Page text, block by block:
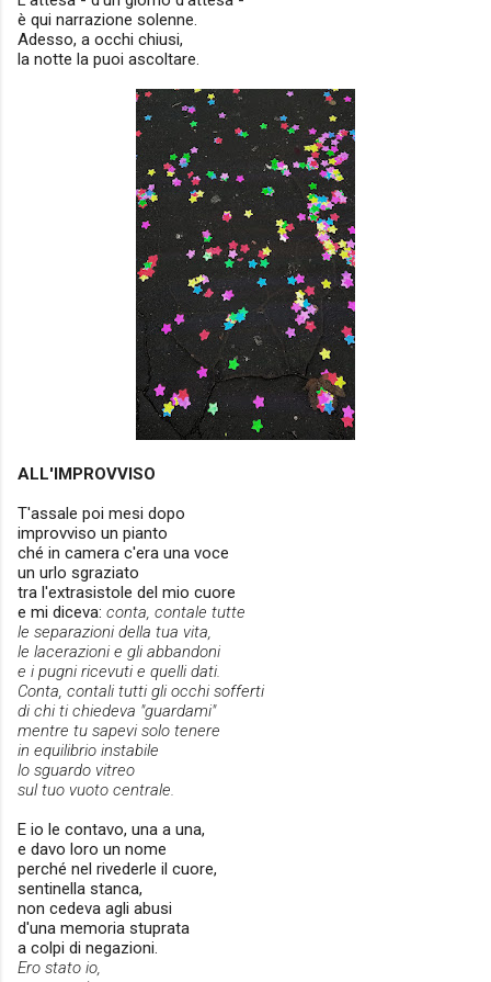
è qui narrazione solenne.
Adesso, a occhi chiusi,
la notte la puoi ascoltare.
ALL'IMPROVVISO
T'assale poi mesi dopo
improvviso un pianto
ché in camera c'era una voce
un urlo sgraziato
tra l'extrasistole del mio cuore
e mi diceva: conta, contale tutte
le separazioni della tua vita,
le lacerazioni e gli abbandoni
e i pugni ricevuti e quelli dati.
Conta, contali tutti gli occhi sofferti
di chi ti chiedeva "guardami"
mentre tu sapevi solo tenere
in equilibrio instabile
lo sguardo vitreo
sul tuo vuoto centrale.
E io le contavo, una a una,
e davo loro un nome
perché nel rivederle il cuore,
sentinella stanca,
non cedeva agli abusi
d'una memoria stuprata
a colpi di negazioni.
Ero stato io,